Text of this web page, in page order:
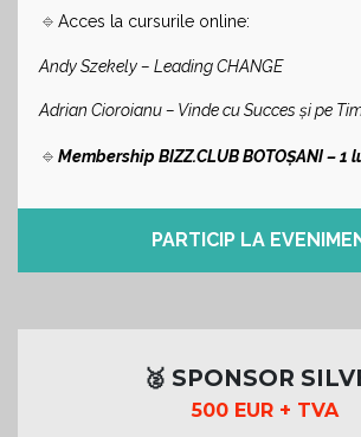
🔹 Acces la cursurile online:
Andy Szekely – Leading CHANGE
Adrian Cioroianu – Vinde cu Succes și pe
🔹 Membership BIZZ.CLUB BOTOȘANI – 1
PARTICIP LA
🥈 SPONSOR
500 EUR + TVA